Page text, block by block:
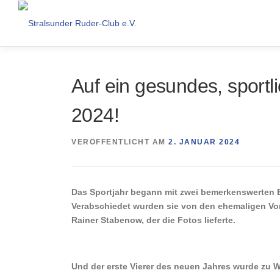
Auf ein gesundes,
2024!
VERÖFFENTLICHT AM 2. JANUAR 2024
Das Sportjahr begann mit zwei
Verabschiedet wurden sie von den ehemaligen
Rainer Stabenow, der die Fotos lieferte.
Und der erste Vierer des neuen Jahres wurde zu